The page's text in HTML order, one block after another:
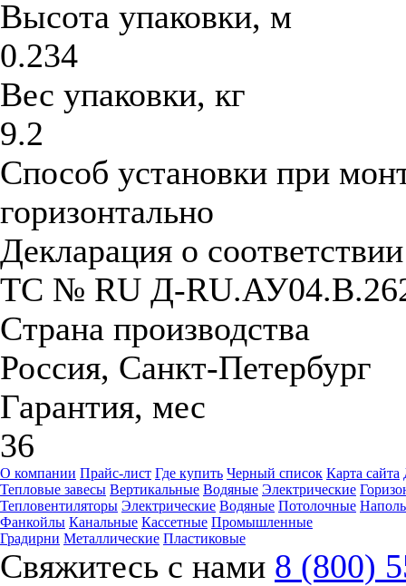
Высота упаковки, м
0.234
Вес упаковки, кг
9.2
Способ установки при
горизонтально
Декларация о
ТС № RU Д-
Страна производства
Россия, Санкт-Петербург
Гарантия, мес
36
О компании Прайс-лист Где купить Черный список Карта сайта
Тепловые завесы Вертикальные Водяные Электрические
Тепловентиляторы Электрические Водяные Потолочные
Фанкойлы Канальные Кассетные Промышленные
Градирни Металлические Пластиковые
Свяжитесь с нами 8 (800)